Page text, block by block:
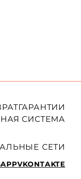
ГАРАНТИИ
СИСТЕМА
СЕТИ
VKONTAKTE